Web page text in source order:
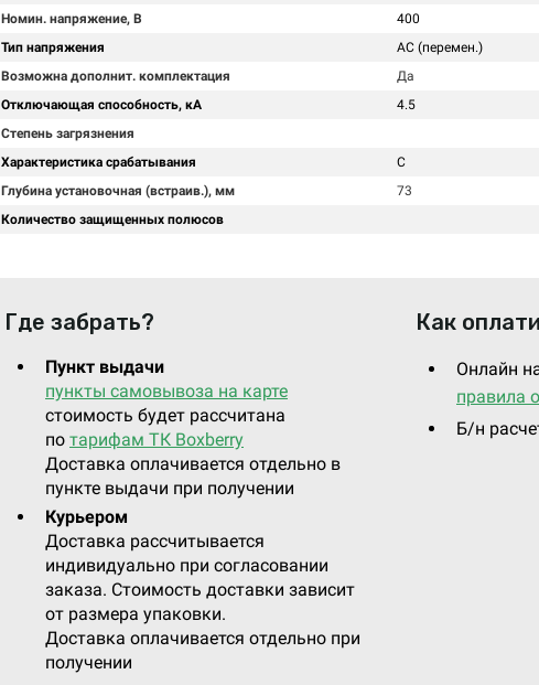
Номин. напряжение, В
400
Тип напряжения
AC (перемен.)
Возможна дополнит. комплектация
Да
Отключающая способность, кА
4.5
Степень загрязнения
Характеристика срабатывания
C
Глубина установочная (встраив.), мм
73
Количество защищенных полюсов
Где забрать?
Пункт выдачи
пункты самовывоза на карте
стоимость будет рассчитана
по тарифам ТК Boxberry
Доставка оплачивается отдельно в
пункте выдачи при получении
Курьером
Доставка рассчитывается
индивидуально при согласовании
заказа. Стоимость доставки зависит
от размера упаковки.
Доставка оплачивается отдельно при
получении
Как
Онлайн
правила
Б/н